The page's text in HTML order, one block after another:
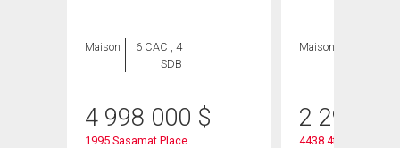
Maison
6 CAC , 4
SDB
4 998 000 $
1995 Sasamat Place
Maison
2 298
4438 4th Avenue W